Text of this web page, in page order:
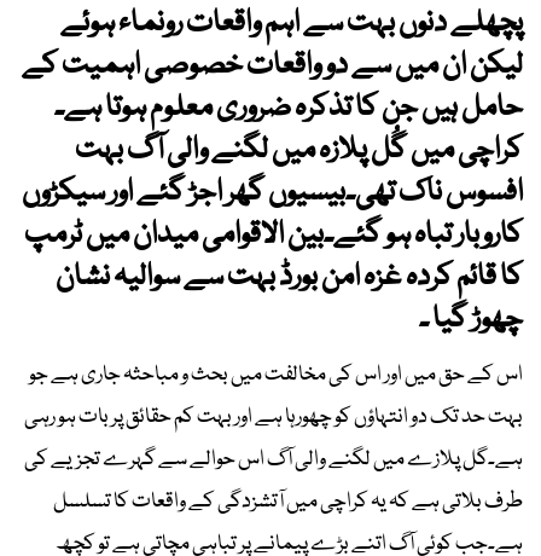
پچھلے دنوں بہت سے اہم واقعات رونماء ہوئے
لیکن ان میں سے دو واقعات خصوصی اہمیت کے
حامل ہیں جن کا تذکرہ ضروری معلوم ہوتا ہے۔
کراچی میں گُل پلازہ میں لگنے والی آگ بہت
افسوس ناک تھی۔بیسیوں گھر اجڑ گئے اور سیکڑوں
کاروبار تباہ ہو گئے۔بین الاقوامی میدان میں ٹرمپ
کا قائم کردہ غزہ امن بورڈ بہت سے سوالیہ نشان
چھوڑ گیا ۔
اس کے حق میں اور اس کی مخالفت میں بحث و مباحثہ جاری ہے جو
بہت حد تک دو انتہاؤں کو چھورہا ہے اور بہت کم حقائق پر بات ہو رہی
ہے۔گل پلازے میں لگنے والی آگ اس حوالے سے گہرے تجزیے کی
طرف بلاتی ہے کہ یہ کراچی میں آتشزدگی کے واقعات کا تسلسل
ہے۔جب کوئی آگ اتنے بڑے پیمانے پر تباہی مچاتی ہے تو کچھ